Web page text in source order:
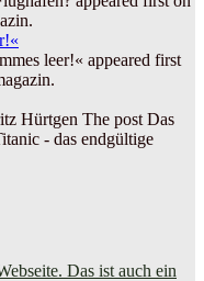
leer!« appeared first
Hürtgen The post Das
- das endgültige
Das ist auch ein